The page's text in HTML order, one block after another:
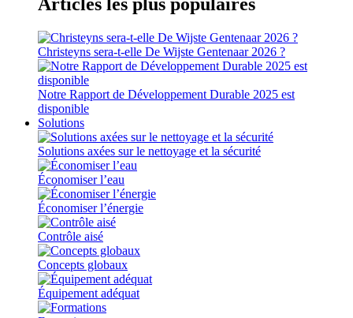
Articles les plus populaires
Christeyns sera-t-elle De Wijste Gentenaar 2026 ?
Notre Rapport de Développement Durable 2025 est
disponible
Solutions
Solutions axées sur le nettoyage et la sécurité
Économiser l’eau
Économiser l’énergie
Contrôle aisé
Concepts globaux
Équipement adéquat